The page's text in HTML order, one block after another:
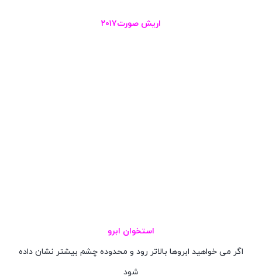
اریش صورت۲۰۱۷
استخوان ابرو
اگر می خواهید ابروها بالاتر رود و محدوده چشم بیشتر نشان داده
شود